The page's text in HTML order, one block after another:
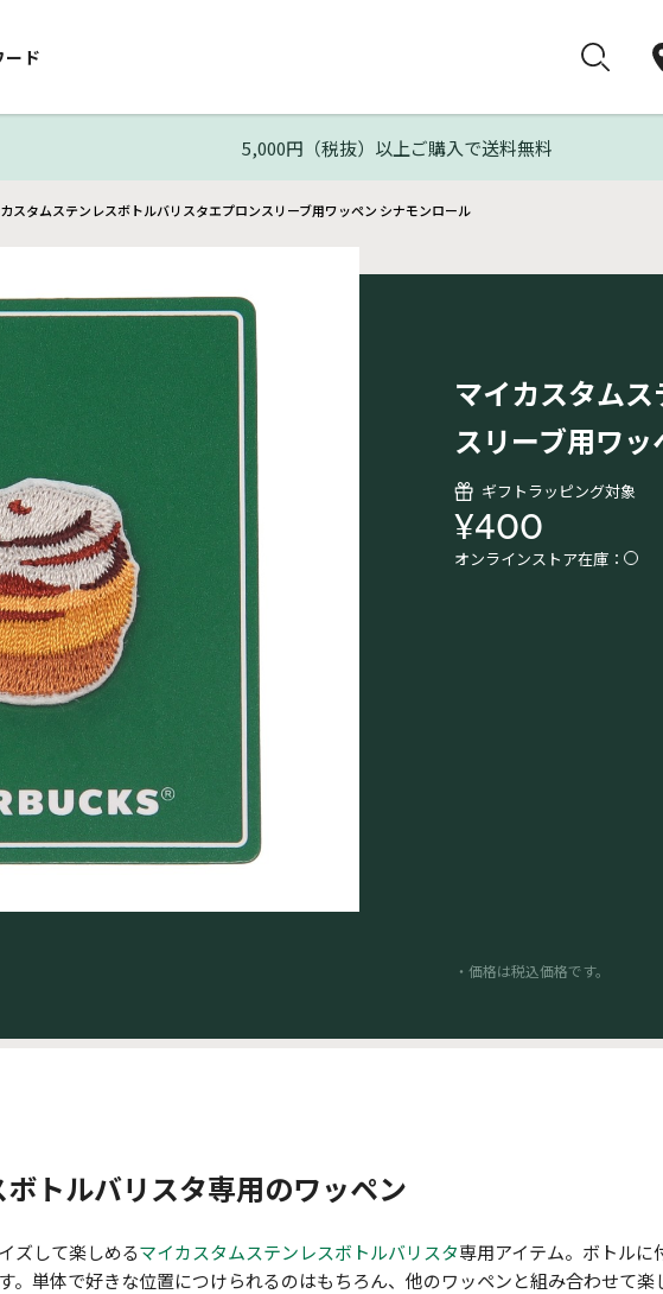
ード
5,000円（税抜）以上ご購入で送料無料
スタムステンレスボトルバリスタエプロンスリーブ用ワッペン シナモンロール
マイカスタム
スリーブ用ワ
ギフトラッピング対象
¥400
オンラインストア在庫：
・価格は税込価格です。
トルバリスタ専用のワッペン
ズして楽しめるマイカスタムステンレスボトルバリスタ専用アイテム。ボトル
。単体で好きな位置につけられるのはもちろん、他のワッペンと組み合わせて楽